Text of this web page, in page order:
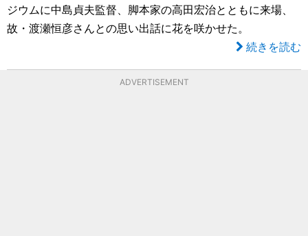
ジウムに中島貞夫監督、脚本家の高田宏治とともに来場、
故・渡瀬恒彦さんとの思い出話に花を咲かせた。
続きを読む
ADVERTISEMENT